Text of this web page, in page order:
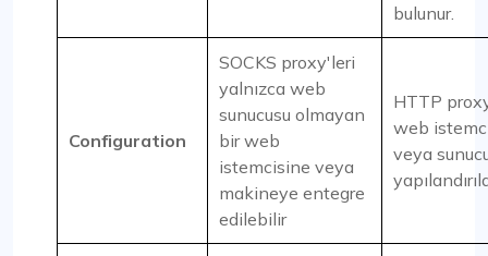
bulunur.
Configuration
SOCKS proxy'leri
yalnızca web
sunucusu olmayan
bir web
istemcisine veya
makineye entegre
edilebilir
HTTP
web
veya